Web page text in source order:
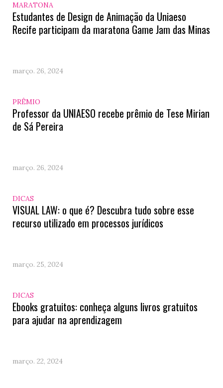
MARATONA
Estudantes de Design de Animação da Uniaeso
Recife participam da maratona Game Jam das Minas
março. 26, 2024
PRÊMIO
Professor da UNIAESO recebe prêmio de Tese Mirian
de Sá Pereira
março. 26, 2024
DICAS
VISUAL LAW: o que é? Descubra tudo sobre esse
recurso utilizado em processos jurídicos
março. 25, 2024
DICAS
Ebooks gratuitos: conheça alguns livros gratuitos
para ajudar na aprendizagem
março. 22, 2024